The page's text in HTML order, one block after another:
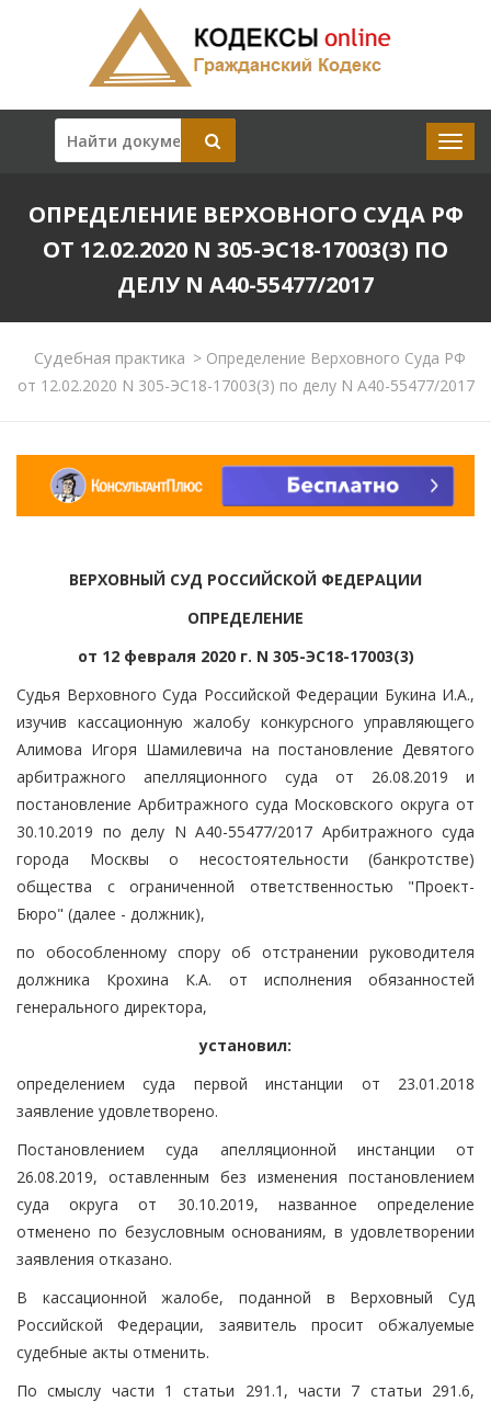
ОПРЕДЕЛЕНИЕ ВЕРХОВНОГО СУДА РФ
ОТ 12.02.2020 N 305-ЭС18-17003(3) ПО
ДЕЛУ N А40-55477/2017
Судебная практика >Определение Верховного Суда РФ
от 12.02.2020 N 305-ЭС18-17003(3) по делу N А40-55477/2017
ВЕРХОВНЫЙ СУД РОССИЙСКОЙ ФЕДЕРАЦИИ
ОПРЕДЕЛЕНИЕ
от 12 февраля 2020 г. N 305-ЭС18-17003(3)
Судья Верховного Суда Российской Федерации Букина И.А.,
изучив кассационную жалобу конкурсного управляющего
Алимова Игоря Шамилевича на постановление Девятого
арбитражного апелляционного суда от 26.08.2019 и
постановление Арбитражного суда Московского округа от
30.10.2019 по делу N А40-55477/2017 Арбитражного суда
города Москвы о несостоятельности (банкротстве)
общества с ограниченной ответственностью "Проект-
Бюро" (далее - должник),
по обособленному спору об отстранении руководителя
должника Крохина К.А. от исполнения обязанностей
генерального директора,
установил:
определением суда первой инстанции от 23.01.2018
заявление удовлетворено.
Постановлением суда апелляционной инстанции от
26.08.2019, оставленным без изменения постановлением
суда округа от 30.10.2019, названное определение
отменено по безусловным основаниям, в удовлетворении
заявления отказано.
В кассационной жалобе, поданной в Верховный Суд
Российской Федерации, заявитель просит обжалуемые
судебные акты отменить.
По смыслу части 1 статьи 291.1, части 7 статьи 291.6,